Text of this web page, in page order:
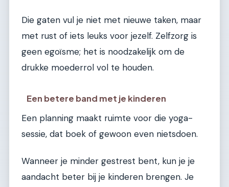
Die gaten vul je niet met nieuwe taken, maar
met rust of iets leuks voor jezelf. Zelfzorg is
geen egoïsme; het is noodzakelijk om de
drukke moederrol vol te houden.
Een betere band met je kinderen
Een planning maakt ruimte voor die yoga-
sessie, dat boek of gewoon even nietsdoen.
Wanneer je minder gestrest bent, kun je je
aandacht beter bij je kinderen brengen. Je